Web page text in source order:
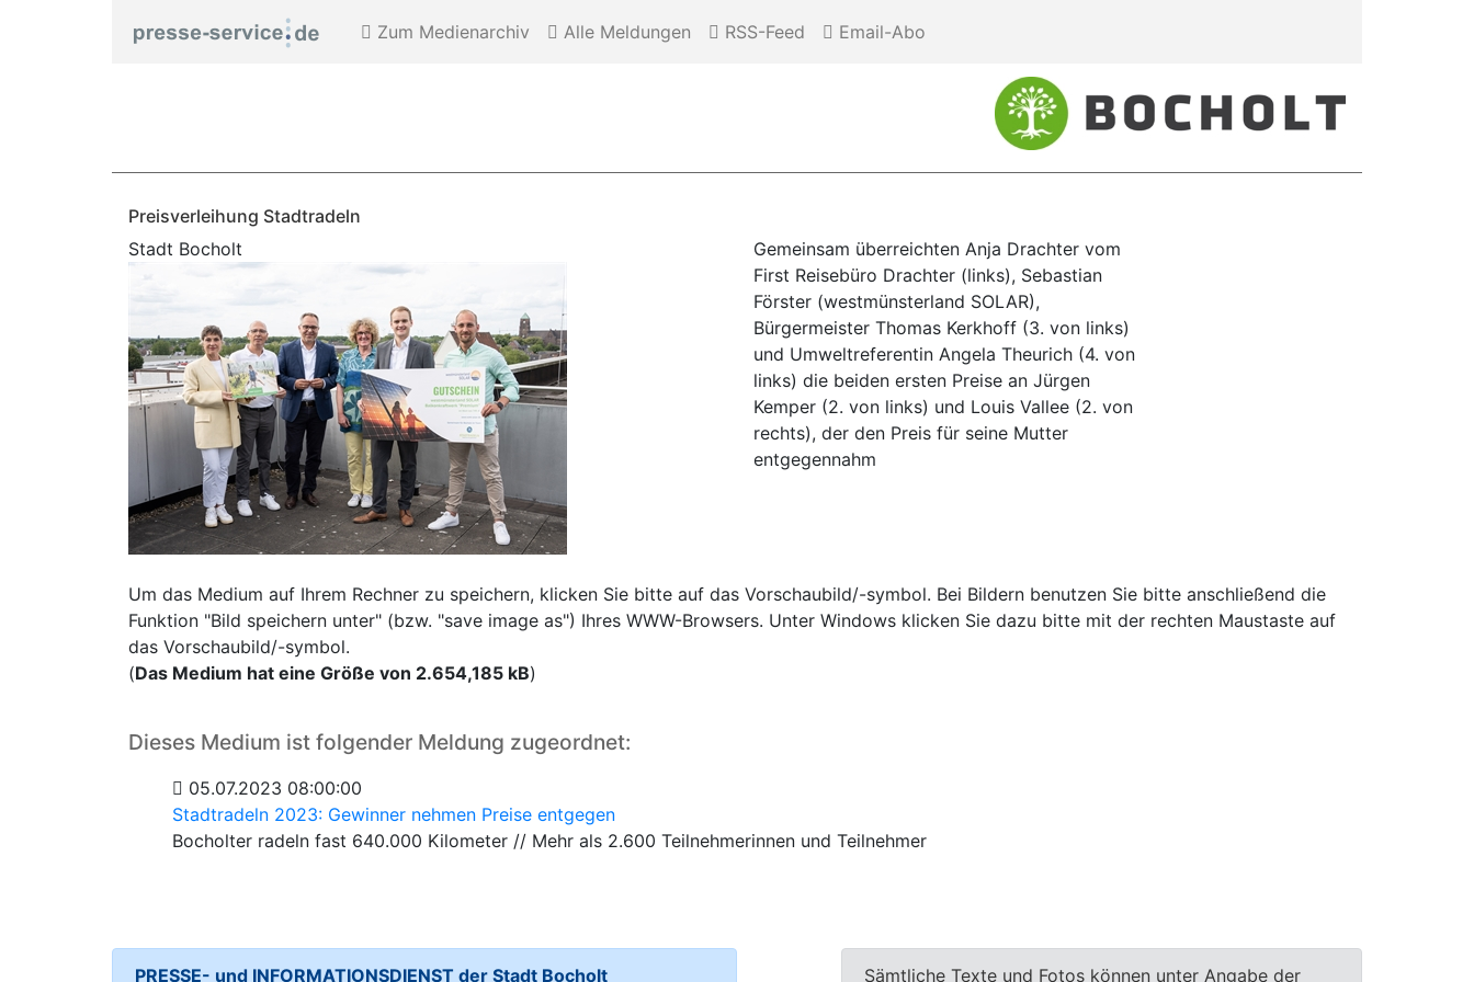
Zum Medienarchiv Alle Meldungen RSS-Feed Email-Abo
Preisverleihung Stadtradeln
Stadt Bocholt
Gemeinsam überreichten Anja Drachter vom
First Reisebüro Drachter (links), Sebastian
Förster (westmünsterland SOLAR),
Bürgermeister Thomas Kerkhoff (3. von links)
und Umweltreferentin Angela Theurich (4. von
links) die beiden ersten Preise an Jürgen
Kemper (2. von links) und Louis Vallee (2. von
rechts), der den Preis für seine Mutter
entgegennahm
Um das Medium auf Ihrem Rechner zu speichern, klicken Sie bitte auf das Vorschaubild/-symbol. Bei Bildern benutzen Sie bitte anschließend die
Funktion "Bild speichern unter" (bzw. "save image as") Ihres WWW-Browsers. Unter Windows klicken Sie dazu bitte mit der rechten Maustaste auf
das Vorschaubild/-symbol.
(Das Medium hat eine Größe von 2.654,185 kB)
Dieses Medium ist folgender Meldung zugeordnet:
05.07.2023 08:00:00
Stadtradeln 2023: Gewinner nehmen Preise entgegen
Bocholter radeln fast 640.000 Kilometer // Mehr als 2.600 Teilnehmerinnen und Teilnehmer
PRESSE- und INFORMATIONSDIENST der Stadt Bocholt Sämtliche Texte und Fotos können unter Angabe der